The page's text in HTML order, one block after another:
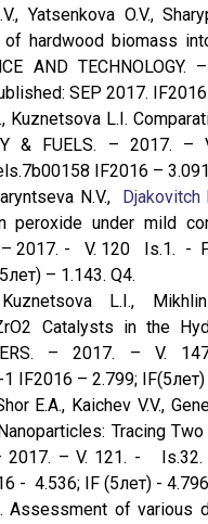
Yatsenkova O.V.,
of hardwood biomass
AND
SEP 2017. IF2016
Kuznetsova L.I.
& FUELS. –
IF2016 –
N.V., Djakovitch
peroxide under mild
– 2017. - V. 120 Is.1. -
– 1.143. Q4.
Kuznetsova L.I.,
Catalysts in the
– 2017. – V.
IF2016 – 2.799; IF(5лет)
E.A., Kaichev V.V.,
Tracing
– 2017. – V. 121. -
- 4.536; IF (5лет) -
Assessment of